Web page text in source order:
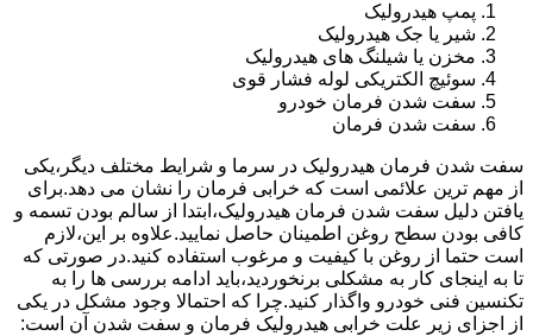
پمپ هیدرولیک
شیر یا جک هیدرولیک
مخزن یا شیلنگ های هیدرولیک
سوئیچ الکتریکی لوله فشار قوی
سفت شدن فرمان خودرو
سفت شدن فرمان
سفت شدن فرمان هیدرولیک در سرما و شرایط مختلف دیگر،یکی
از مهم ترین علائمی است که خرابی فرمان را نشان می دهد.برای
یافتن دلیل سفت شدن فرمان هیدرولیک،ابتدا از سالم بودن تسمه و
کافی بودن سطح روغن اطمینان حاصل نمایید.علاوه بر این،لازم
است حتما از روغن با کیفیت و مرغوب استفاده کنید.در صورتی که
تا به اینجای کار به مشکلی برنخوردید،باید ادامه بررسی ها را به
تکنسین فنی خودرو واگذار کنید.چرا که احتمالا وجود مشکل در یکی
از اجزای زیر علت خرابی هیدرولیک فرمان و سفت شدن آن است: